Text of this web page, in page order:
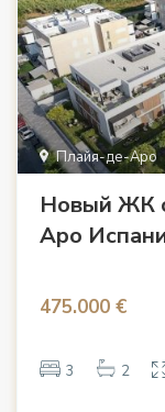
Плайя-де-Аро
Новый ЖК
Аро
475.000 €
3 2